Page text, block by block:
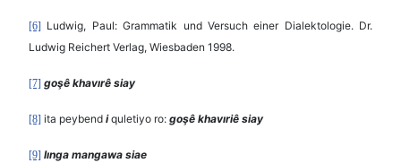
[6] Ludwig, Paul: Grammatik und Versuch einer Dialektologie. Dr.
Ludwig Reichert Verlag, Wiesbaden 1998.
[7] goşê khavırê siay
[8] ita peybend iquletiyo ro: goşê khavıriê siay
[9] lınga mangawa siae